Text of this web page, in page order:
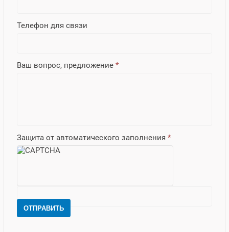
Телефон для связи
Ваш вопрос, предложение *
Защита от автоматического заполнения *
ОТПРАВИТЬ